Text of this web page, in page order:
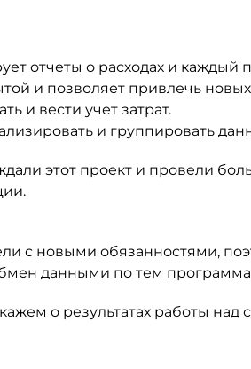
отчеты о расходах и каждый
и позволяет привлечь
и вести учет затрат.
и группировать
этот проект и провели
с новыми обязанностями,
данными по тем
о результатах работы над